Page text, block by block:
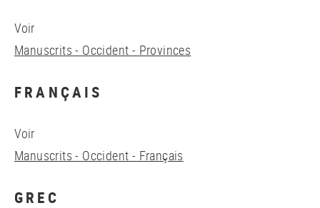
Voir
Manuscrits - Occident - Provinces
FRANÇAIS
Voir
Manuscrits - Occident - Français
GREC